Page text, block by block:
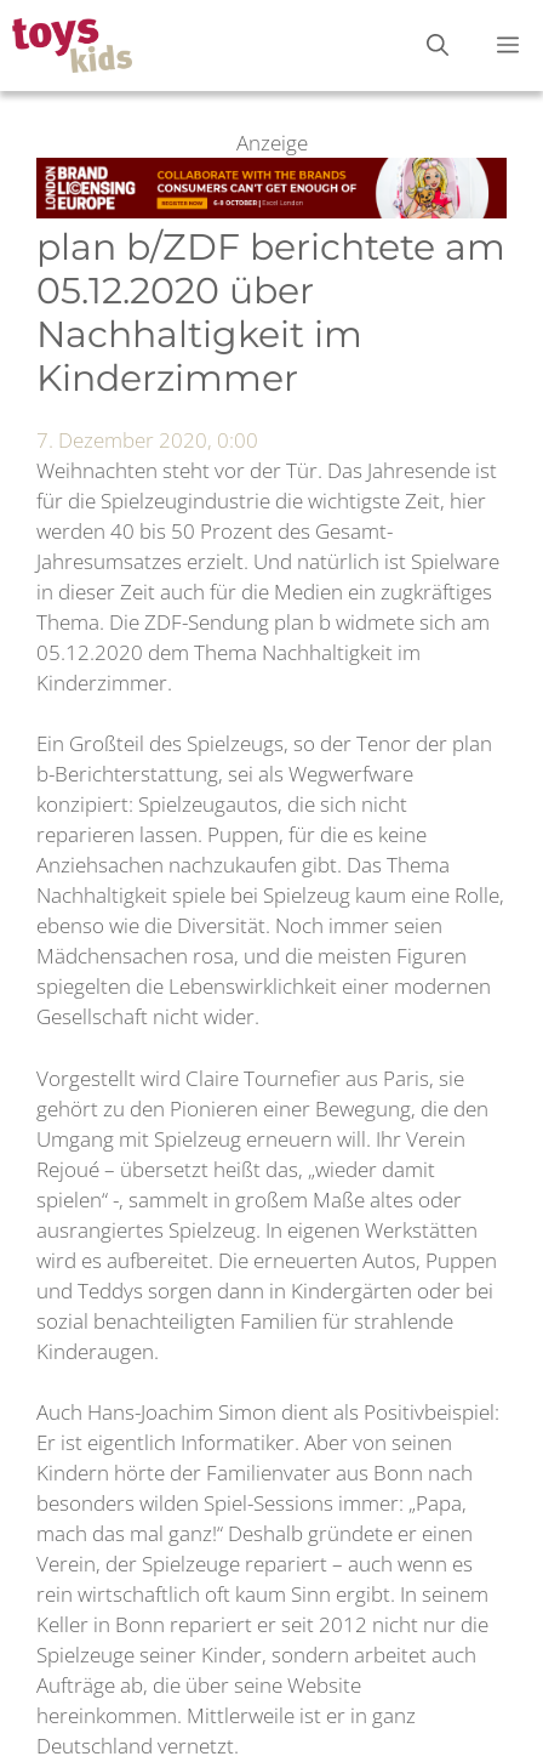
Zum
Inhalt
springen
Anzeige
plan b/ZDF berichtete am
05.12.2020 über
Nachhaltigkeit im
Kinderzimmer
7. Dezember 2020, 0:00
Weihnachten steht vor der Tür. Das Jahresende ist
für die Spielzeugindustrie die wichtigste Zeit, hier
werden 40 bis 50 Prozent des Gesamt-
Jahresumsatzes erzielt. Und natürlich ist Spielware
in dieser Zeit auch für die Medien ein zugkräftiges
Thema. Die ZDF-Sendung plan b widmete sich am
05.12.2020 dem Thema Nachhaltigkeit im
Kinderzimmer.
Ein Großteil des Spielzeugs, so der Tenor der plan
b-Berichterstattung, sei als Wegwerfware
konzipiert: Spielzeugautos, die sich nicht
reparieren lassen. Puppen, für die es keine
Anziehsachen nachzukaufen gibt. Das Thema
Nachhaltigkeit spiele bei Spielzeug kaum eine Rolle,
ebenso wie die Diversität. Noch immer seien
Mädchensachen rosa, und die meisten Figuren
spiegelten die Lebenswirklichkeit einer modernen
Gesellschaft nicht wider.
Vorgestellt wird Claire Tournefier aus Paris, sie
gehört zu den Pionieren einer Bewegung, die den
Umgang mit Spielzeug erneuern will. Ihr Verein
Rejoué – übersetzt heißt das, „wieder damit
spielen“ -, sammelt in großem Maße altes oder
ausrangiertes Spielzeug. In eigenen Werkstätten
wird es aufbereitet. Die erneuerten Autos, Puppen
und Teddys sorgen dann in Kindergärten oder bei
sozial benachteiligten Familien für strahlende
Kinderaugen.
Auch Hans-Joachim Simon dient als Positivbeispiel:
Er ist eigentlich Informatiker. Aber von seinen
Kindern hörte der Familienvater aus Bonn nach
besonders wilden Spiel-Sessions immer: „Papa,
mach das mal ganz!“ Deshalb gründete er einen
Verein, der Spielzeuge repariert – auch wenn es
rein wirtschaftlich oft kaum Sinn ergibt. In seinem
Keller in Bonn repariert er seit 2012 nicht nur die
Spielzeuge seiner Kinder, sondern arbeitet auch
Aufträge ab, die über seine Website
hereinkommen. Mittlerweile ist er in ganz
Deutschland vernetzt.